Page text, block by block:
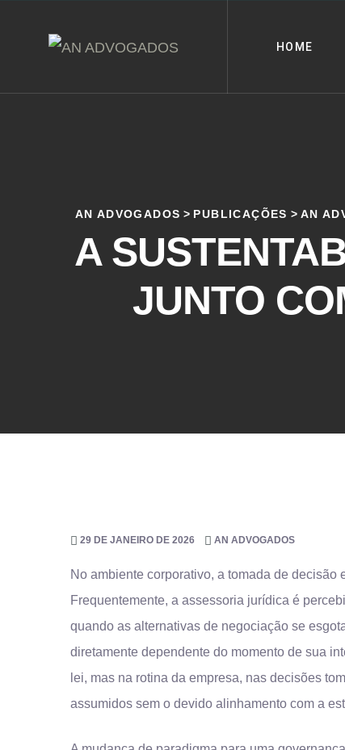
HOME
AN ADVOGADOS > PUBLICAÇÕES > AN
A
JUNTO
29 DE JANEIRO DE 2026 AN ADVOGADOS
No ambiente corporativo, a tomada de
Frequentemente, a assessoria jurídica é
quando as alternativas de negociação se
diretamente dependente do momento de sua
lei, mas na rotina da empresa, nas decisões
assumidos sem o devido alinhamento com a